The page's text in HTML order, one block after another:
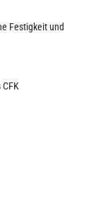
Festigkeit und